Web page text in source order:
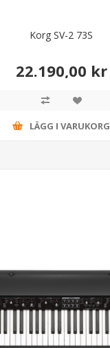
Korg SV-2 73S
22.190,00 kr
LÄGG I VARUKORG